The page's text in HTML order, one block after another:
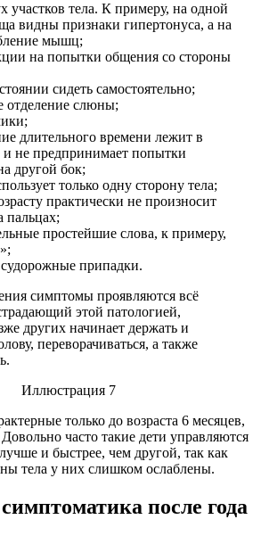
участков тела. К примеру, на одной
видны признаки гипертонуса, а на
мышц;
на попытки общения со стороны
сидеть самостоятельно;
отделение слюны;
длительного времени лежит в
и не предпринимает попытки
другой бок;
только одну сторону тела;
практически не произносит
пальцах;
простейшие слова, к примеру,
припадки.
симптомы проявляются всё
этой патологией,
других начинает держать и
переворачиваться, а также
только до возраста 6 месяцев,
часто такие дети управляются
и быстрее, чем другой, так как
тела у них слишком ослаблены.
после года